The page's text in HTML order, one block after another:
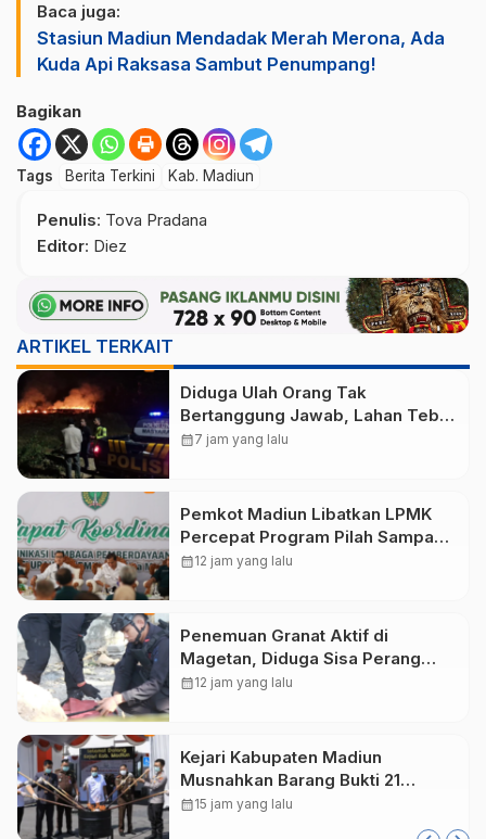
Baca juga:
Stasiun Madiun Mendadak Merah Merona, Ada
Kuda Api Raksasa Sambut Penumpang!
Bagikan
Tags Berita Terkini Kab. Madiun
Penulis: Tova Pradana
Editor: Diez
ARTIKEL TERKAIT
Diduga Ulah Orang Tak
Bertanggung Jawab, Lahan Tebu
Seluas 2 Hektare di Plunturan
calendar_month7 jam yang lalu
Pemkot Madiun Libatkan LPMK
Percepat Program Pilah Sampah
dari Rumah, TPA Winongo Butuh
calendar_month12 jam yang lalu
Penemuan Granat Aktif di
Magetan, Diduga Sisa Perang
Dunia II
calendar_month12 jam yang lalu
Kejari Kabupaten Madiun
Musnahkan Barang Bukti 21
Perkara, Didominasi Kasus
calendar_month15 jam yang lalu